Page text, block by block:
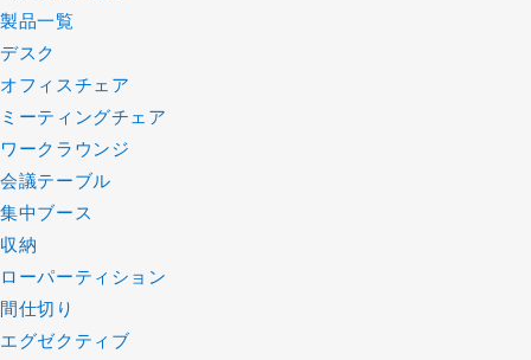
製品一覧
デスク
オフィスチェア
ミーティングチェア
ワークラウンジ
会議テーブル
集中ブース
収納
ローパーティション
間仕切り
エグゼクティブ